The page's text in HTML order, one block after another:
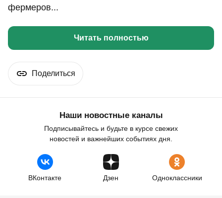
фермеров...
Читать полностью
Поделиться
Наши новостные каналы
Подписывайтесь и будьте в курсе свежих
новостей и важнейших событиях дня.
ВКонтакте Дзен Одноклассники